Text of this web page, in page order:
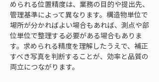
められる位置精度は、業務の目的や提出先、
管理基準によって異なります。構造物単位で
場所が分かればよい場合もあれば、測点や部
位単位で整理する必要がある場合もありま
す。求められる精度を理解したうえで、補正
すべき写真を判断することが、効率と品質の
両立につながります。